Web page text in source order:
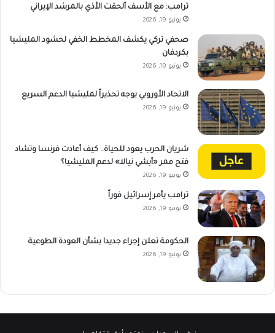
ترامب: مع الأسف ألحقت الأذي بالمرشد الإيراني
يونيو 19, 2026
صحفي تركي يكشف المخطط الخفي لحشود المليشيا
بكردفان
يونيو 19, 2026
الاتحاد الأوروبي يوجه تحذيراً لمليشيا الدعم السريع
يونيو 19, 2026
شريان الحرب يعود للحياة.. كيف أعادت فرنسا وتشاد
فتح ممر «أبشي نيالا» لدعم المليشيا؟
يونيو 19, 2026
ترامب يأمر إسرائيل فوراً
يونيو 19, 2026
الحكومة تعلن إجراء جديدا بشأن العودة الطوعية
يونيو 19, 2026